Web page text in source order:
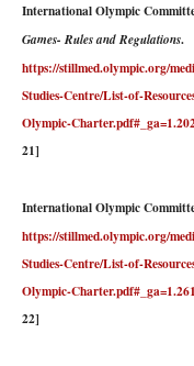
International Olympic
Games- Rules and Regulations.
https://stillmed.olympic.org/
Studies-Centre/List-of-
Olympic-
21]
International Olympic
https://stillmed.olympic.org/
Studies-Centre/List-of-
Olympic-
22]